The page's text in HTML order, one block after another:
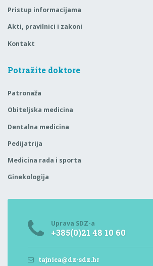
Pristup informacijama
Akti, pravilnici i zakoni
Kontakt
Potražite doktore
Patronaža
Obiteljska medicina
Dentalna medicina
Pedijatrija
Medicina rada i sporta
Ginekologija
Uprava SDZ-a
+385(0)21 48 10 60
tajnica@dz-sdz.hr